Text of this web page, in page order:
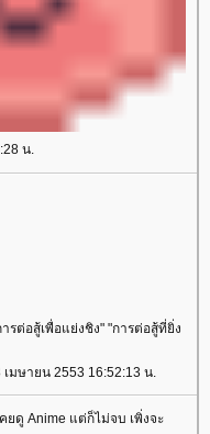
น.
ต่อสู้เพื่อแย่งชิง" "การต่อสู้ที่ยิ่ง
มษายน 2553 16:52:13 น.
ยดู Anime แต่ก็ไม่จบ เพิ่งจะ